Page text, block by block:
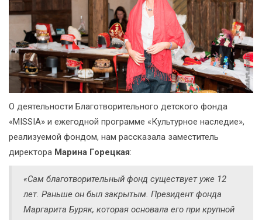
О деятельности Благотворительного детского фонда
«MISSIA» и ежегодной программе «Культурное наследие»,
реализуемой фондом, нам рассказала заместитель
директора Марина Горецкая:
«Сам благотворительный фонд существует уже 12
лет. Раньше он был закрытым. Президент фонда
Маргарита Буряк, которая основала его при крупной